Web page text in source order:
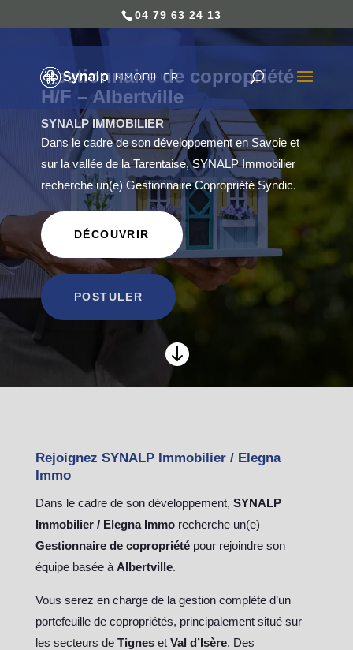
04 79 63 24 13
Gestionnaire de copropriété
H/F – Albertville
SYNALP IMMOBILIER
Dans le cadre de son développement en Savoie et
sur la vallée de la Tarentaise, SYNALP Immobilier
recherche un(e) Gestionnaire Copropriété Syndic.
DÉCOUVRIR
POSTULER

Rejoignez SYNALP Immobilier / Elegna
Immo
Dans le cadre de son développement, SYNALP
Immobilier / Elegna Immorecherche un(e)
Gestionnaire de copropriétépour rejoindre son
équipe basée à Albertville.
Vous serez en charge de la gestion complète d’un
portefeuille de copropriétés, principalement situé sur
les secteurs de Tigneset Val d’Isère. Des